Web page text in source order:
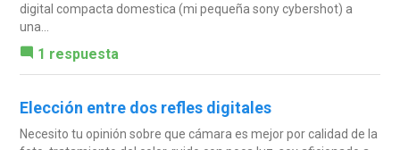
digital compacta domestica (mi pequeña sony cybershot) a
una...
1 respuesta
Elección entre dos refles digitales
Necesito tu opinión sobre que cámara es mejor por calidad de la